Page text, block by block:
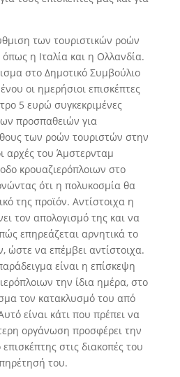
των τουριστικών ροών
όπως η Ιταλία και η Ολλανδία.
στο Δημοτικό Συμβούλιο
οι ημερήσιοι επισκέπτες
5 ευρώ συγκεκριμένες
προσπαθειών για
των ροών τουριστών στην
αρχές του Άμστερνταμ
κρουαζιερόπλοιων στο
ότι η πολυκοσμία θα
της προϊόν. Αντίστοιχα η
τον απολογισμό της και να
επηρεάζεται αρνητικά το
ώστε να επέμβει αντίστοιχα.
είναι η επίσκεψη
την ίδια ημέρα, στο
τον κατακλυσμό του από
είναι κάτι που πρέπει να
οργάνωση προσφέρει την
στις διακοπές του
του.